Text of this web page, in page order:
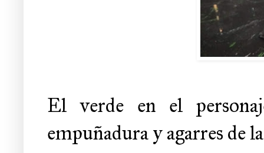
El verde en el
empuñadura y agarres de